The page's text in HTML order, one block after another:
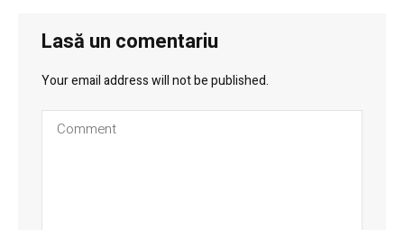
Lasă un comentariu
Your email address will not be published.